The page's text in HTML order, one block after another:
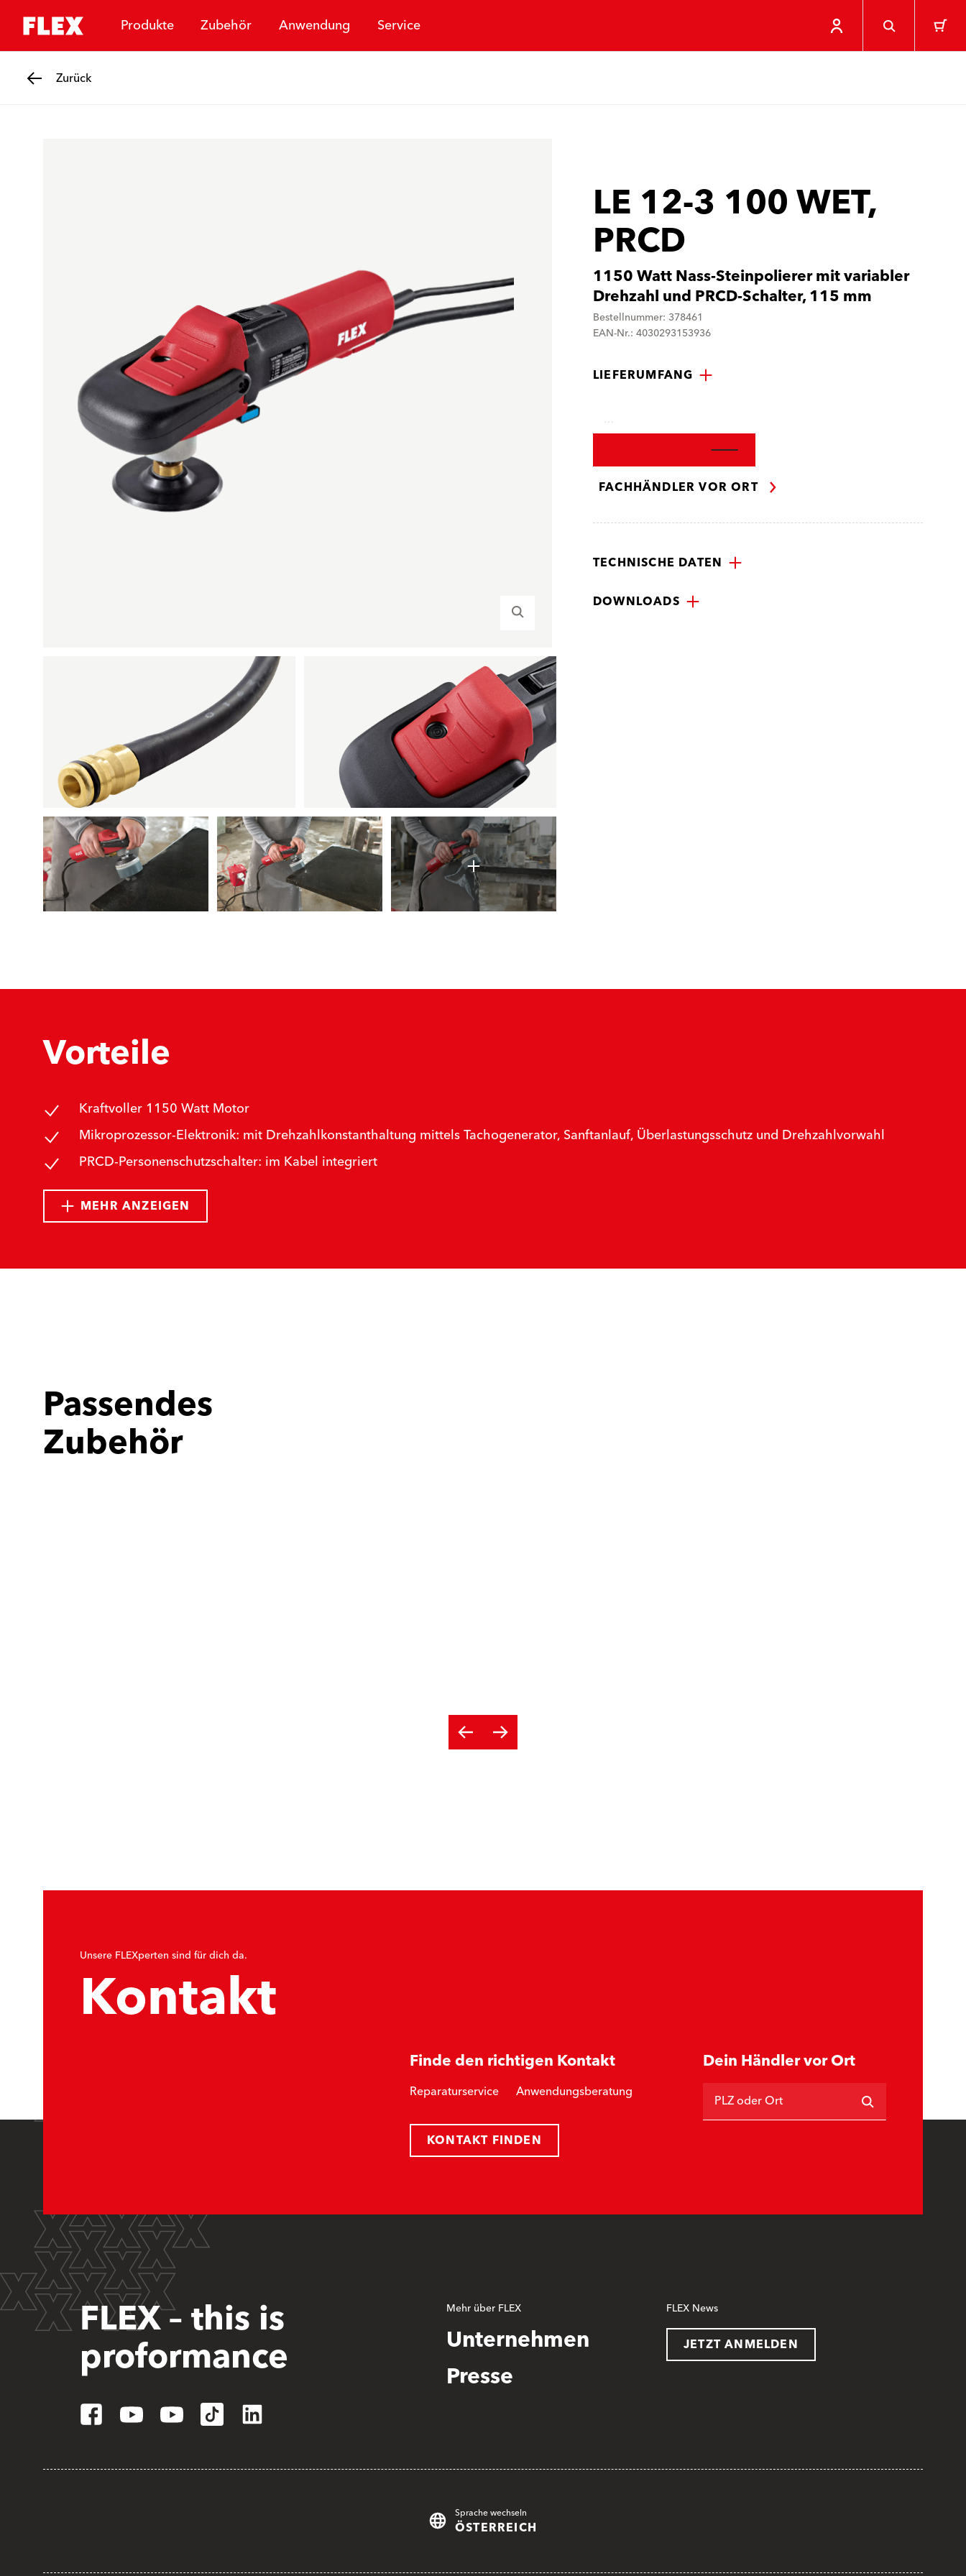
Produkte Zubehör Anwendung Service
Zurück
LE 12-3 100 WET,
PRCD
1150 Watt Nass-Steinpolierer mit variabler
Drehzahl und PRCD-Schalter, 115 mm
Bestellnummer: 378461
EAN-Nr.: 4030293153936
LIEFERUMFANG
…
FACHHÄNDLER VOR ORT
TECHNISCHE DATEN
DOWNLOADS
Vorteile
Kraftvoller 1150 Watt Motor
Mikroprozessor-Elektronik: mit Drehzahlkonstanthaltung mittels Tachogenerator, Sanftanlauf, Überlastungsschutz und Drehzahlvorwahl
PRCD-Personenschutzschalter: im Kabel integriert
MEHR ANZEIGEN
Passendes
Zubehör
Unsere FLEXperten sind für dich da.
Kontakt
Finde den richtigen Kontakt
Reparaturservice Anwendungsberatung
KONTAKT FINDEN
Dein Händler vor Ort
PLZ oder Ort
FLEX – this is
proformance
Mehr über FLEX
Unternehmen
Presse
FLEX News
JETZT ANMELDEN
Sprache wechseln
ÖSTERREICH